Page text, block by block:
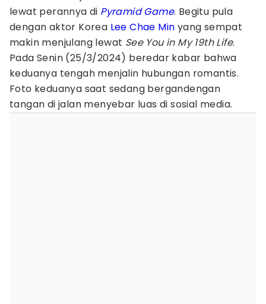
lewat perannya di Pyramid Game. Begitu pula
dengan aktor Korea Lee Chae Min yang sempat
makin menjulang lewat See You in My 19th Life.
Pada Senin (25/3/2024) beredar kabar bahwa
keduanya tengah menjalin hubungan romantis.
Foto keduanya saat sedang bergandengan
tangan di jalan menyebar luas di sosial media.